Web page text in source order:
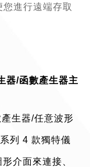
進行遠端存取
器/函數產生器主
生器/任意波形
列 4 款獨特儀
介面來連接、